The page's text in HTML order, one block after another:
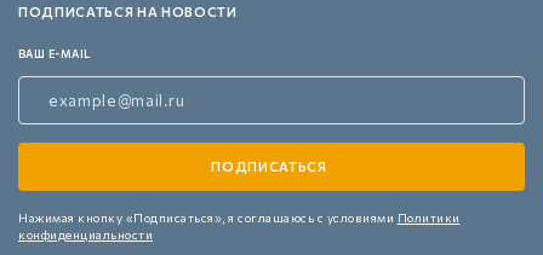
ПОДПИСАТЬСЯ НА НОВОСТИ
ВАШ E-MAIL
Нажимая кнопку «Подписаться», я соглашаюсь с условиями Политики
конфиденциальности